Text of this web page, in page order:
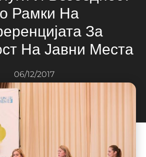
Рамки На
За
На Јавни Места
06/12/2017